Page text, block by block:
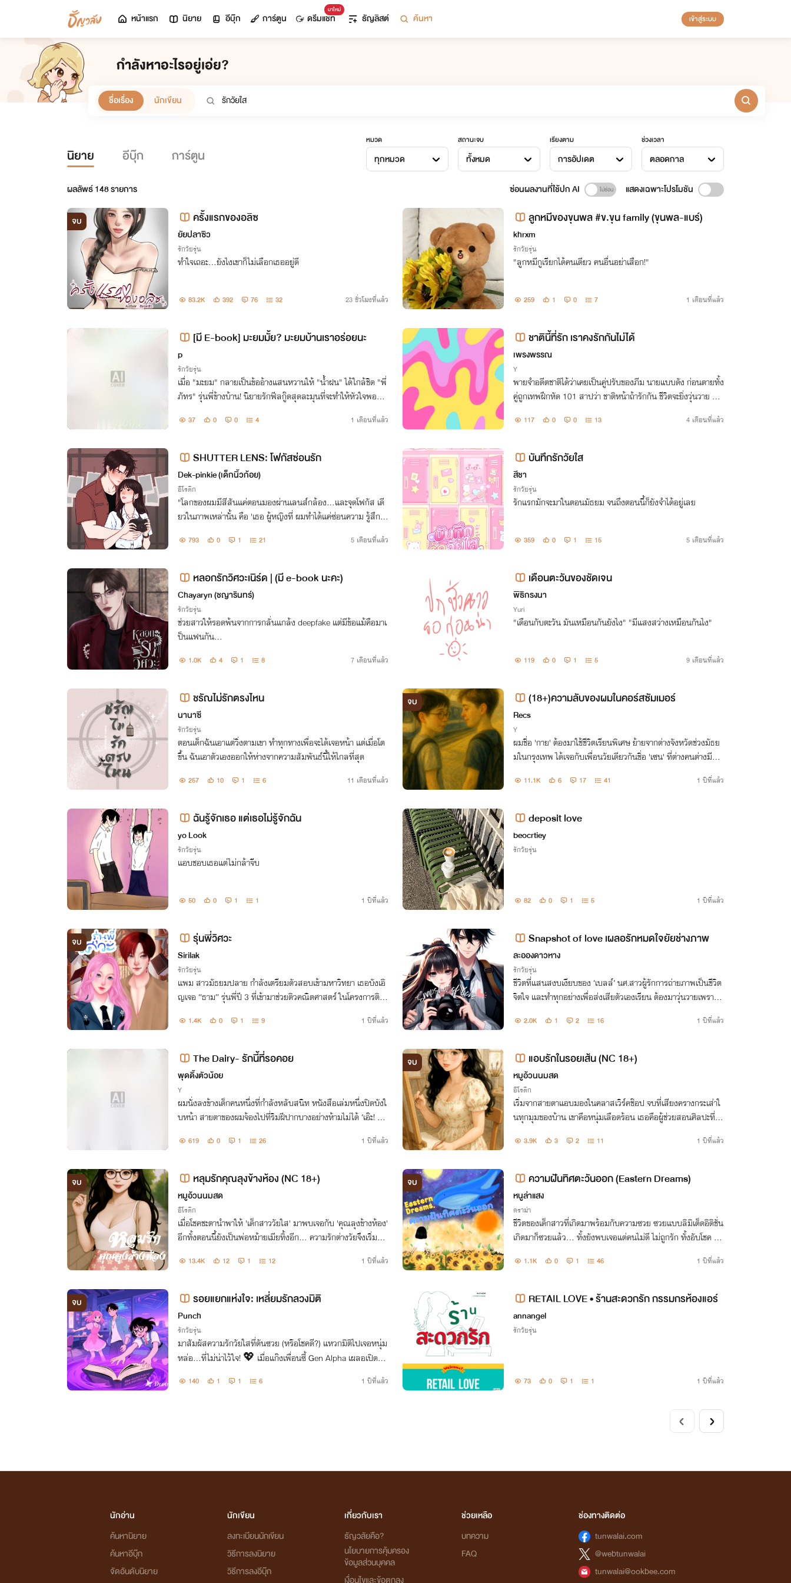
หน้าแรก นิยาย อีบุ๊ก การ์ตูน
มาใหม่
ดรีมแชท ธัญลิสต์ ค้นหา เข้าสู่ระบบ
กำลังหาอะไรอยู่เอ่ย?
ชื่อเรื่อง นักเขียน
นิยาย อีบุ๊ก การ์ตูน
หมวด
ทุกหมวด
สถานะจบ
ทั้งหมด
เรียงตาม
การอัปเดต
ช่วงเวลา
ตลอดกาล
ผลลัพธ์148รายการ ซ่อนผลงานที่ใช้ปก AI แสดงเฉพาะโปรโมชัน
จบ ครั้งแรกของอลิซ
ยัยปลาซิว
รักวัยรุ่น
ทำใจเถอะ…ยังไงเขาก็ไม่เลือกเธออยู่ดี
83.2K 392 76 32 23 ชั่วโมงที่แล้ว
ลูกหมีของขุนพล #ข.ขุน family (ขุนพล-แบร์)
khrxm
รักวัยรุ่น
"ลูกหมีกูเรียกได้คนเดียว คนอื่นอย่าเสือก!"
259 1 0 7 1 เดือนที่แล้ว
[มี E-book] มะยมมั้ย? มะยมบ้านเราอร่อยนะ
p
รักวัยรุ่น
เมื่อ "มะยม" กลายเป็นข้ออ้างแสนหวานให้ "น้ำฝน" ได้ใกล้ชิด "พี่
ภัทร" รุ่นพี่ข้างบ้าน! นิยายรักฟีลกู๊ดสุดละมุนที่จะทำให้หัวใจพองโต
37 0 0 4 1 เดือนที่แล้ว
ชาตินี้ที่รัก เราคงรักกันไม่ได้
เพรงพรรณ
Y
พายจำอดีตชาติได้ว่าเคยเป็นคู่ปรับของภีม นายแบบดัง ก่อนตายทั้ง
คู่ถูกเทพฝึกหัด 101 สาปว่า ชาติหน้าถ้ารักกัน ชีวิตจะยิ่งวุ่นวาย แล
117 0 0 13 4 เดือนที่แล้ว
SHUTTER LENS: โฟกัสซ่อนรัก
Dek-pinkie (เด็กนิ้วก้อย)
อีโรติก
"โลกของผมมีสีสันแค่ตอนมองผ่านเลนส์กล้อง...และจุดโฟกัส เดี
ยวในภาพเหล่านั้น คือ 'เธอ ผู้หญิงที่ ผมทำได้แค่ซ่อนความ รู้สึกไว้
793 0 1 21 5 เดือนที่แล้ว
บันทึกรักวัยใส
สีชา
รักวัยรุ่น
รักแรกมักจะมาในตอนมัธยม จนถึงตอนนี้ก็ยังจำได้อยู่เลย
359 0 1 15 5 เดือนที่แล้ว
หลอกรักวิศวะเนิร์ด | (มี e-book นะคะ)
Chayaryn (ชญารินทร์)
รักวัยรุ่น
ช่วยสาวให้รอดพ้นจากการกลั่นแกล้ง deepfake แต่มีข้อแม้คือมาเ
ป็นแฟนกัน...
1.0K 4 1 8 7 เดือนที่แล้ว
เดือนตะวันของชัดเจน
พิธิกรงนา
Yuri
"เดือนกับตะวัน มันเหมือนกันยังไง" "มีแสงสว่างเหมือนกันไง"
119 0 1 5 9 เดือนที่แล้ว
ชรัณไม่รักตรงไหน
นานาซี
รักวัยรุ่น
ตอนเด็กฉันเอาแต่วิ่งตามเขา ทำทุกทางเพื่อจะได้เจอหน้า แต่เมื่อโต
ขึ้น ฉันเอาตัวเองออกให้ห่างจากความสัมพันธ์นี้ให้ไกลที่สุด
257 10 1 6 11 เดือนที่แล้ว
จบ (18+)ความลับของผมในคอร์สซัมเมอร์
Recs
Y
ผมชื่อ 'กาย' ต้องมาใช้ชีวิตเรียนพิเศษ ย้ายจากต่างจังหวัดช่วงมัธย
มในกรุงเทพ ได้เจอกับเพื่อนวัยเดียวกันชื่อ 'เซน' ที่ต่างคนต่างมีคว
11.1K 6 17 41 1 ปีที่แล้ว
ฉันรู้จักเธอ แต่เธอไม่รู้จักฉัน
yo Look
รักวัยรุ่น
แอบชอบเธอแต่ไม่กล้าจีบ
50 0 1 1 1 ปีที่แล้ว
deposit love
beocrtiey
รักวัยรุ่น
82 0 1 5 1 ปีที่แล้ว
จบ รุ่นพี่วิศวะ
Sirilak
รักวัยรุ่น
แพม สาวมัธยมปลาย กำลังเตรียมตัวสอบเข้ามหาวิทยา เธอบังเอิ
ญเจอ “ธาม” รุ่นพี่ปี 3 ที่เข้ามาช่วยติวคณิตศาสตร์ ในโครงการติว
1.4K 0 1 9 1 ปีที่แล้ว
Snapshot of love เผลอรักหมดใจยัยช่างภาพ
ละอองดาวหาง
รักวัยรุ่น
ชีวิตที่แสนสงบเงียบของ ‘เบลล์’ นศ.สาวผู้รักการถ่ายภาพเป็นชีวิต
จิตใจ และทำทุกอย่างเพื่อส่งเสียตัวเองเรียน ต้องมาวุ่นวายเพราะผู้
ะจำมหาลัย!!
2.0K 1 2 16 1 ปีที่แล้ว
The Dairy- รักนี้ที่รอคอย
พุดดิ้งตัวน้อย
Y
ผมนั่งลงข้างเด็กคนหนึ่งที่กำลังหลับสนิท หนังสือเล่มหนึ่งปิดบังใ
บหน้า สายตาของผมจ้องไปที่ริมฝีปากบางอย่างห้ามไม่ได้ ‘เอ๊ะ! ว่า
619 0 1 26 1 ปีที่แล้ว
จบ แอบรักในรอยเส้น (NC 18+)
หมูอ้วนนมสด
อีโรติก
เริ่มจากสายตาแอบมองในคลาสเวิร์คช๊อป จบที่เสียงครางกระเส่าใ
นทุกมุมของบ้าน เขาคือหนุ่มเลือดร้อน เธอคือผู้ช่วยสอนศิลปะที่ไม่
อนเดิม.
3.9K 3 2 11 1 ปีที่แล้ว
จบ หลุมรักคุณลุงข้างห้อง (NC 18+)
หมูอ้วนนมสด
อีโรติก
เมื่อโชคชะตานำพาให้ 'เด็กสาววัยใส' มาพบเจอกับ 'คุณลุงข้างห้อง'
อีกทั้งตอนนี้ยังเป็นพ่อหม้ายเมียทิ้งอีก... ความรักต่างวัยจึงเริ่มขึ้น
13.4K 12 1 12 1 ปีที่แล้ว
จบ ความฝันทิศตะวันออก (Eastern Dreams)
หนูล่าแสง
ดราม่า
ชีวิตของเด็กสาวที่เกิดมาพร้อมกับความซวย ซวยแบบลิมิเต็ดอิดิชั่น
เกิดมาก็ซวยแล้ว… ทั้งยังพบเจอแต่คนไม่ดี ไม่ถูกรัก ทั้งอับโชค แต้
หนกันนะ?
1.1K 0 1 46 1 ปีที่แล้ว
จบ รอยแยกแห่งใจ: เหลี่ยมรักลวงมิติ
Punch
รักวัยรุ่น
มาสัมผัสความรักวัยใสที่ดันซวย (หรือโชคดี?) แหวกมิติไปเจอหนุ่ม
หล่อ...ที่ไม่น่าไว้ใจ! 💖 เมื่อแก๊งเพื่อนซี้ Gen Alpha เผลอเปิดหนั
140 1 1 6 1 ปีที่แล้ว
RETAIL LOVE • ร้านสะดวกรัก กรรมกรห้องแอร์
annangel
รักวัยรุ่น
73 0 1 1 1 ปีที่แล้ว
นักอ่าน
ค้นหานิยาย
ค้นหาอีบุ๊ก
จัดอันดับนิยาย
นักเขียน
ลงทะเบียนนักเขียน
วิธีการลงนิยาย
วิธีการลงอีบุ๊ก
เกี่ยวกับเรา
ธัญวลัยคือ?
นโยบายการคุ้มครอง
ข้อมูลส่วนบุคคล
ช่วยเหลือ
บทความ
FAQ
ช่องทางติดต่อ
tunwalai.com
@webtunwalai
tunwalai@ookbee.com